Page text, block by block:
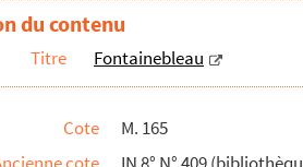
du contenu
Titre Fontainebleau
Cote
M. 165